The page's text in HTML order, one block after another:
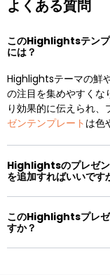
よくある質問
このHighlightsテンプ
には？
Highlightsテーマの鮮
の注目を集めやすくな
り効果的に伝えられ、
ゼンテンプレート は色
Highlightsのプレゼン
を追加すればいいです
このHighlightsプレゼ
すか？